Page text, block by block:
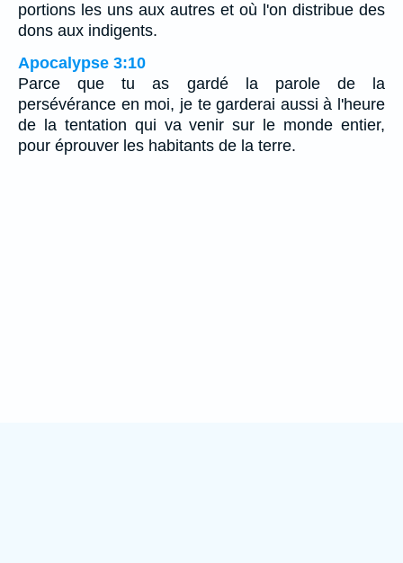
portions les uns aux autres et où l'on distribue des
dons aux indigents.
Apocalypse 3:10
Parce que tu as gardé la parole de la
persévérance en moi, je te garderai aussi à l'heure
de la tentation qui va venir sur le monde entier,
pour éprouver les habitants de la terre.